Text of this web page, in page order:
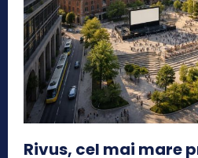
Rivus, cel mai mare